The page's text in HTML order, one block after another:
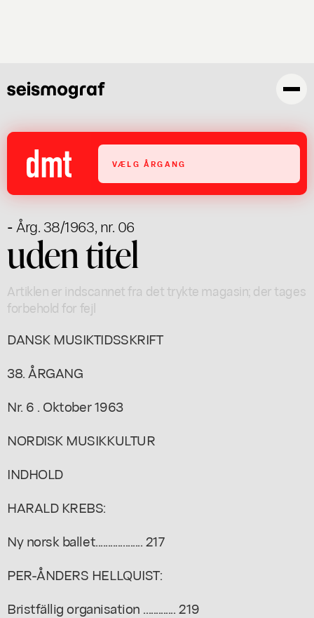
VÆLG ÅRGANG
- Årg. 38/1963, nr. 06
uden titel
Artiklen er indscannet fra det trykte magasin; der tages
forbehold for fejl
DANSK MUSIKTIDSSKRIFT
38. ÅRGANG
Nr. 6 . Oktober 1963
NORDISK MUSIKKULTUR
INDHOLD
HARALD KREBS:
Ny norsk ballet................... 217
PER-ÅNDERS HELLQUIST:
Bristfällig organisation ............. 219